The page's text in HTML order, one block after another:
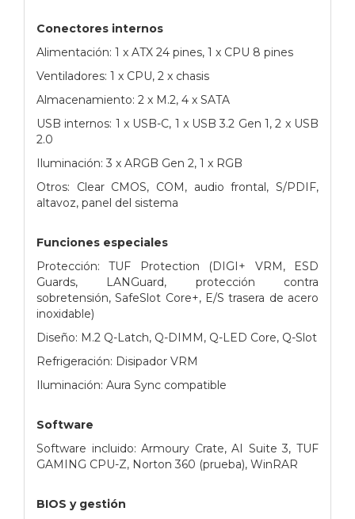
Conectores internos
Alimentación: 1 x ATX 24 pines, 1 x CPU 8 pines
Ventiladores: 1 x CPU, 2 x chasis
Almacenamiento: 2 x M.2, 4 x SATA
USB internos: 1 x USB-C, 1 x USB 3.2 Gen 1, 2 x USB
2.0
Iluminación: 3 x ARGB Gen 2, 1 x RGB
Otros: Clear CMOS, COM, audio frontal, S/PDIF,
altavoz, panel del sistema
Funciones especiales
Protección: TUF Protection (DIGI+ VRM, ESD
Guards, LANGuard, protección contra
sobretensión, SafeSlot Core+, E/S trasera de acero
inoxidable)
Diseño: M.2 Q-Latch, Q-DIMM, Q-LED Core, Q-Slot
Refrigeración: Disipador VRM
Iluminación: Aura Sync compatible
Software
Software incluido: Armoury Crate, AI Suite 3, TUF
GAMING CPU-Z, Norton 360 (prueba), WinRAR
BIOS y gestión